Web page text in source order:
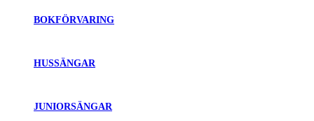
BOKFÖRVARING
HUSSÄNGAR
JUNIORSÄNGAR